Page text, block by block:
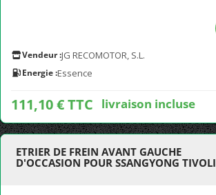
Vendeur :JG RECOMOTOR, S.L.
Energie :Essence
111,10 € TTC livraison incluse
ETRIER DE FREIN AVANT GAUCHE
D'OCCASION POUR SSANGYONG TIVOLI